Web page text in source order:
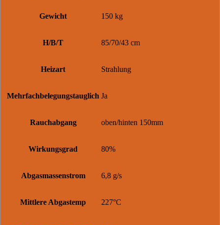
Gewicht 150 kg
H/B/T 85/70/43 cm
Heizart Strahlung
Mehrfachbelegungstauglich Ja
Rauchabgang oben/hinten 150mm
Wirkungsgrad 80%
Abgasmassenstrom 6,8 g/s
Mittlere Abgastemp 227°C